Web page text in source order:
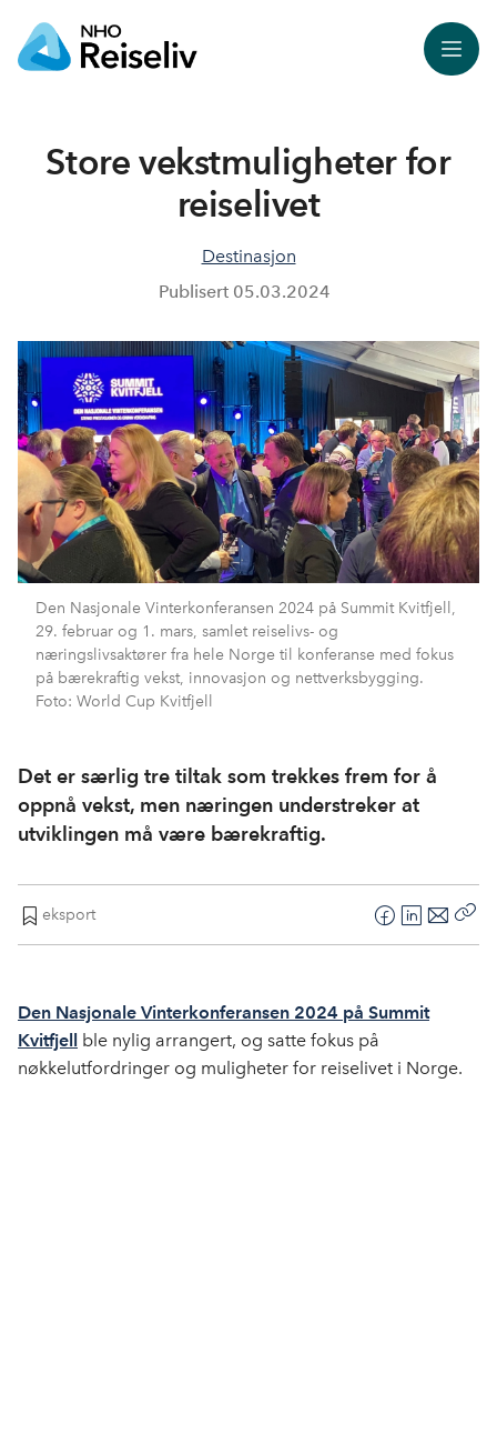
Meny
Store vekstmuligheter for
reiselivet
Destinasjon
Publisert 05.03.2024
Den Nasjonale Vinterkonferansen 2024 på Summit Kvitfjell,
29. februar og 1. mars, samlet reiselivs- og
næringslivsaktører fra hele Norge til konferanse med fokus
på bærekraftig vekst, innovasjon og nettverksbygging.
Foto: World Cup Kvitfjell
Det er særlig tre tiltak som trekkes frem for å
oppnå vekst, men næringen understreker at
utviklingen må være bærekraftig.
eksport
F
e
b
L
k
d
E
o
Den Nasjonale Vinterkonferansen 2024 på Summit
Kvitfjell
ble nylig arrangert, og satte fokus på
nøkkelutfordringer og muligheter for reiselivet i Norge.